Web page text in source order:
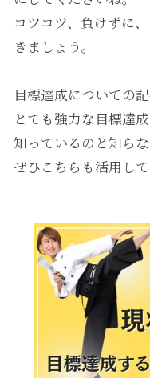
コツコツ、負けずに
きましょう。
目標達成についての
とても強力な目標達
知っているのと知ら
ぜひこちらも活用して